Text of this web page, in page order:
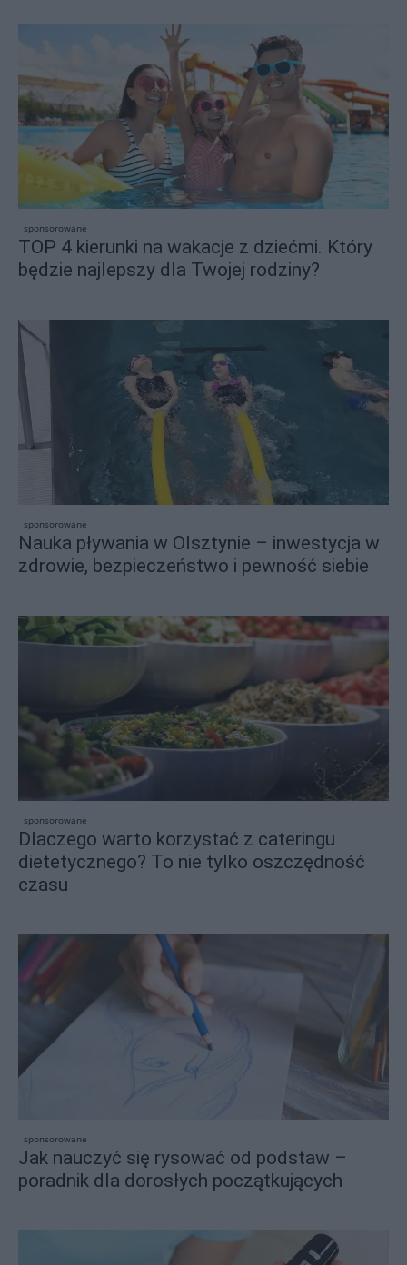
sponsorowane
TOP 4 kierunki na wakacje z dziećmi. Który
będzie najlepszy dla Twojej rodziny?
sponsorowane
Nauka pływania w Olsztynie – inwestycja w
zdrowie, bezpieczeństwo i pewność siebie
sponsorowane
Dlaczego warto korzystać z cateringu
dietetycznego? To nie tylko oszczędność
czasu
sponsorowane
Jak nauczyć się rysować od podstaw –
poradnik dla dorosłych początkujących